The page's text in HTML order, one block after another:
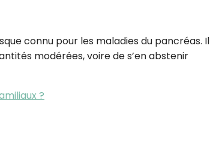
connu pour les maladies du pancréas. Il
modérées, voire de s’en abstenir
?